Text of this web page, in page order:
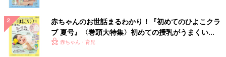
赤ちゃんのお世話まるわかり！『初めてのひよこクラ
ブ 夏号』〈巻頭大特集〉初めての授乳がうまくい
く！ おっぱい・ミルクの基本と夏のトラブル 解決テ
赤ちゃん・育児